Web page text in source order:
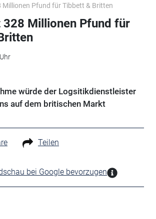
Millionen Pfund für Tibbett & Britten
328 Millionen Pfund für
würde der Logsitikdienstleister
auf dem britischen Markt
Teilen
bei Google bevorzugen